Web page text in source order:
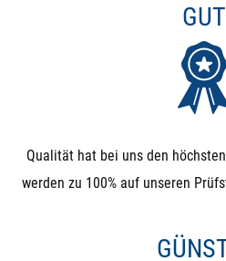
GUT
Qualität hat bei uns den
werden zu 100% auf unseren